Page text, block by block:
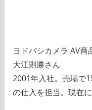
ヨドバシカメラ AV商
大江則勝さん
2001年入社。売場で
の仕入を担当。現在に